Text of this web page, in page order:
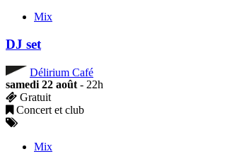
Mix
DJ set
Délirium Café
samedi 22 août- 22h
Gratuit
Concert et club
Mix